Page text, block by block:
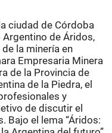
ciudad de Córdoba
Argentino de Áridos,
la minería en
Empresaria Minera
de la Provincia de
de la Piedra, el
y
de discutir el
Bajo el lema “Áridos: